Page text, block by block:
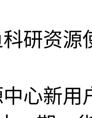
研资
心新